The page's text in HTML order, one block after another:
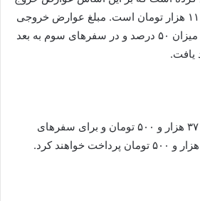
زائران حج تمتع و عمره ۱۱۰ هزار تومان است. مبلغ عوارض خروجی
در سفرهای نوبت دوم به میزان ۵۰ درصد و در سفرهای سوم به بعد
برای خروج هوایی زائران ۳۷ هزار و ۵۰۰ تومان و برای سفرهای